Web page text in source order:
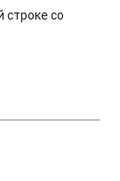
строке со